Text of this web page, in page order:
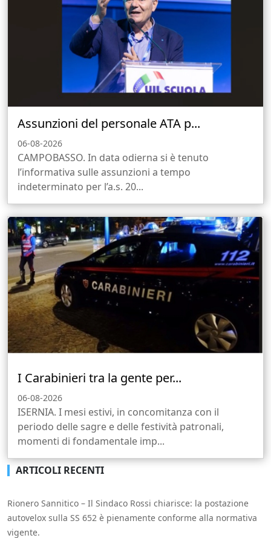
Assunzioni del personale ATA p...
06-08-2026
CAMPOBASSO. In data odierna si è tenuto
l’informativa sulle assunzioni a tempo
indeterminato per l’a.s. 20...
I Carabinieri tra la gente per...
06-08-2026
ISERNIA. I mesi estivi, in concomitanza con il
periodo delle sagre e delle festività patronali,
momenti di fondamentale imp...
ARTICOLI RECENTI
Rionero Sannitico – Il Sindaco Rossi chiarisce: la postazione
autovelox sulla SS 652 è pienamente conforme alla normativa
vigente.